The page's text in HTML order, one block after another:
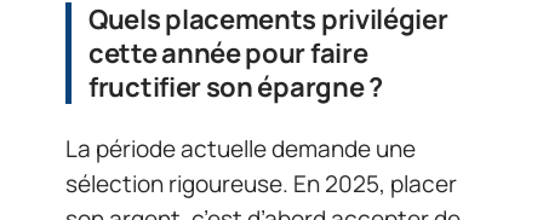
Quels placements privilégier
cette année pour faire
fructifier son épargne ?
La période actuelle demande une
sélection rigoureuse. En 2025, placer